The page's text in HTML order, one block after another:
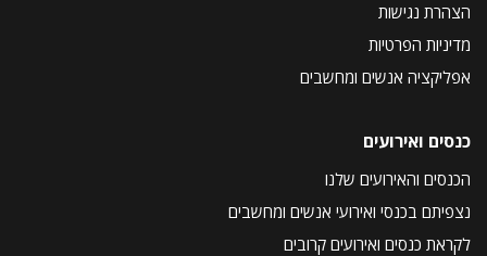
הצהרת נגישות
מדיניות הפרטיות
אפליקציה אנשים ומחשבים
כנסים ואירועים
הכנסים והאירועים שלנו
נצפיתם בכנסי ואירועי אנשים ומחשבים
לקראת כנסים ואירועים קרובים